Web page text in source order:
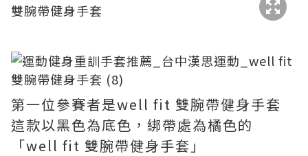
第一位參賽者是well fit 雙腕帶健身手套
這款以黑色為底色，綁帶處為橘色的
「well fit 雙腕帶健身手套」